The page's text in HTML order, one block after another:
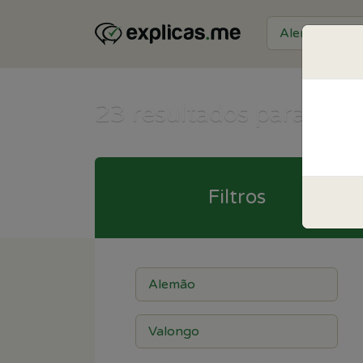
23 resultados para
Filtros